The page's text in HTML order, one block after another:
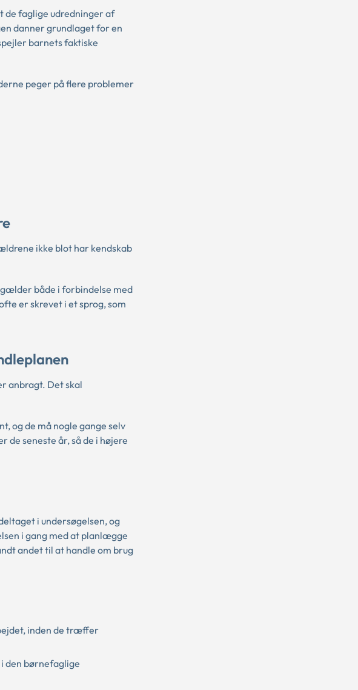
de faglige udredninger af
danner grundlaget for en
barnets faktiske
peger på flere problemer
ikke blot har kendskab
både i forbindelse med
er skrevet i et sprog, som
anbragt. Det skal
og de må nogle gange selv
seneste år, så de i højere
i undersøgelsen, og
i gang med at planlægge
andet til at handle om brug
inden de træffer
den børnefaglige